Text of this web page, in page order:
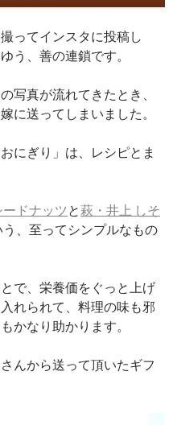
ってインスタに投稿し
う、善の連鎖です。
写真が流れてきたとき、
に送ってしまいました。
にぎり」は、レシピとま
ドナッツ と萩・井上 しそ
、至ってシンプルなもの
で、栄養価をぐっと上げ
れられて、料理の味も邪
かなり助かります。
んから送って頂いたギフ